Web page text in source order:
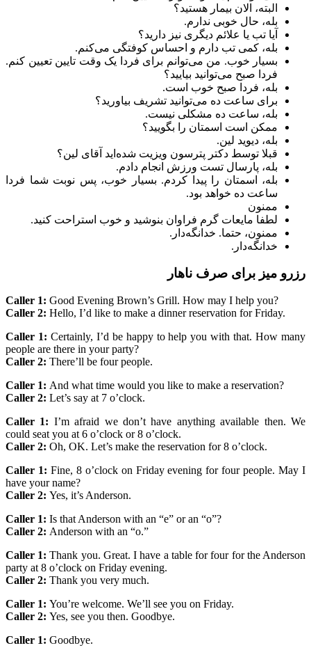
البته، الان بیمار هستید؟
بله، حال خوبی ندارم.
آیا تب یا علائم دیگری نیز دارید؟
بله، کمی تب دارم و احساس کوفتگی می‌کنم.
بسیار خوب. من می‌توانم برای فردا یک وقت تایین تعیین کنم.
فردا صبح می‌توانید بیایید؟
بله، فردا صبح خوب است.
برای ساعت ده می‌توانید تشریف بیاورید؟
بله، ساعت ده مشکلی نیست.
ممکن است اسمتان را بگویید؟
بله، دیوید لین.
قبلا توسط دکتر پترسون ویزیت شده‌اید آقای لین؟
بله، پارسال تست ورزش انجام دادم.
بله، اسمتان را پیدا کردم. بسیار خوب، پس نوبت شما فردا
ساعت ده خواهد بود.
ممنون
لطفا مایعات گرم فراوان بنوشید و خوب استراحت کنید.
ممنون، حتما. خدانگه‌دار.
خدانگه‌دار.
رزرو میز برای صرف ناهار
Caller 1: Good Evening Brown’s Grill. How may I help you?
Caller 2: Hello, I’d like to make a dinner reservation for Friday.
Caller 1: Certainly, I’d be happy to help you with that. How many
people are there in your party?
Caller 2: There’ll be four people.
Caller 1: And what time would you like to make a reservation?
Caller 2: Let’s say at 7 o’clock.
Caller 1: I’m afraid we don’t have anything available then. We
could seat you at 6 o’clock or 8 o’clock.
Caller 2: Oh, OK. Let’s make the reservation for 8 o’clock.
Caller 1: Fine, 8 o’clock on Friday evening for four people. May I
have your name?
Caller 2: Yes, it’s Anderson.
Caller 1: Is that Anderson with an “e” or an “o”?
Caller 2: Anderson with an “o.”
Caller 1: Thank you. Great. I have a table for four for the Anderson
party at 8 o’clock on Friday evening.
Caller 2: Thank you very much.
Caller 1: You’re welcome. We’ll see you on Friday.
Caller 2: Yes, see you then. Goodbye.
Caller 1: Goodbye.